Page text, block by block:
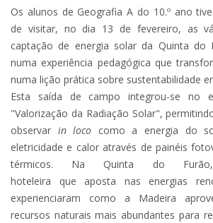
Os alunos de Geografia A do 10.º ano
de visitar, no dia 13 de fevereiro, as
captação de energia solar da Quinta do
numa experiência pedagógica que
numa lição prática sobre sustentabilidade
Esta saída de campo integrou-se no
"Valorização da Radiação Solar",
observar in loco como a energia do
eletricidade e calor através de painéis
térmicos. Na Quinta do
hoteleira que aposta nas energias
experienciaram como a Madeira
recursos naturais mais abundantes para